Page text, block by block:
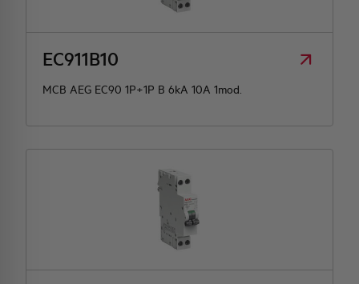
EC911B10
MCB AEG EC90 1P+1P B 6kA 10A 1mod.
ACTIVITIES AND MARKETS